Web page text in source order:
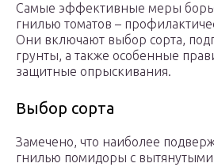
Самые эффективные меры
гнилью томатов –
Они включают выбор сорта,
грунты, а также особенные
защитные опрыскивания.
Выбор сорта
Замечено, что наиболее
гнилью помидоры с